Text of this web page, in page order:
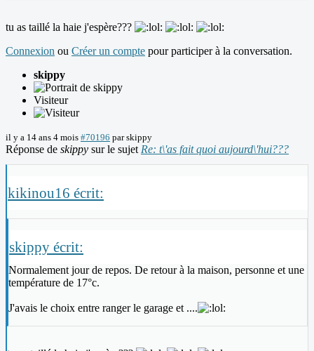
tu as taillé la haie j'espère???
Connexion ou Créer un compte pour participer à la conversation.
skippy
Visiteur
il y a 14 ans 4 mois #70196 parskippy
Réponse de skippy sur le sujet Re: t\'as fait quoi aujourd\'hui???
kikinou16 écrit:
skippy écrit:
Normalement jour de repos. De retour à la maison, personne et une
température de 17°c.
J'avais le choix entre ranger le garage et ....